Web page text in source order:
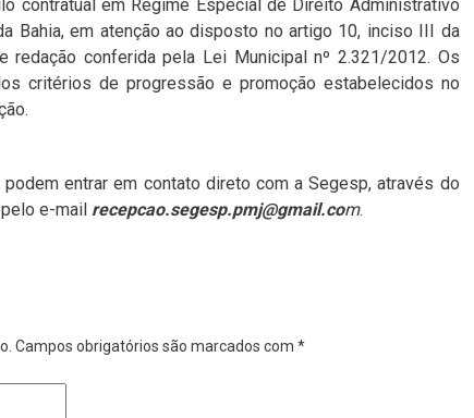
contratual em Regime Especial de Direito Administrativo
Bahia, em atenção ao disposto no artigo 10, inciso III da
redação conferida pela Lei Municipal nº 2.321/2012. Os
critérios de progressão e promoção estabelecidos no
entrar em contato direto com a Segesp, através do
e-mail recepcao.segesp.pmj@gmail.com.
Campos obrigatórios são marcados com *